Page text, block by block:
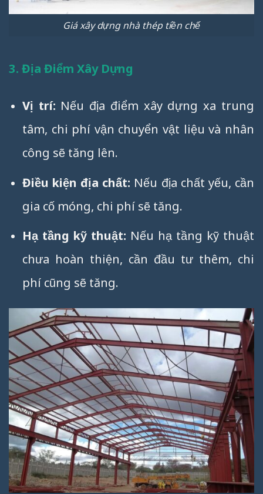
Giá xây dựng nhà thép tiền chế
3. Địa Điểm Xây Dựng
Vị trí: Nếu địa điểm xây dựng xa trung
tâm, chi phí vận chuyển vật liệu và nhân
công sẽ tăng lên.
Điều kiện địa chất: Nếu địa chất yếu, cần
gia cố móng, chi phí sẽ tăng.
Hạ tầng kỹ thuật: Nếu hạ tầng kỹ thuật
chưa hoàn thiện, cần đầu tư thêm, chi
phí cũng sẽ tăng.